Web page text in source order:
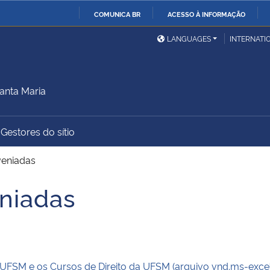
COMUNICA BR ACESSO À INFORMAÇÃO
Ministério da Defesa
Ministério das Relações
Exteriores
Ministério do
Desenvolvimento Regional
Advocacia-Geral da União
LANGUAGES
Maria
Gestores do sítio
e os Cursos de Direito da UFSM (arquivo vnd.ms-